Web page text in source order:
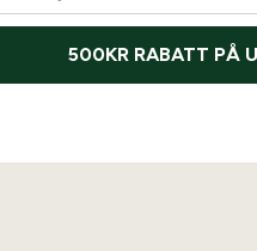
500KR RABATT PÅ